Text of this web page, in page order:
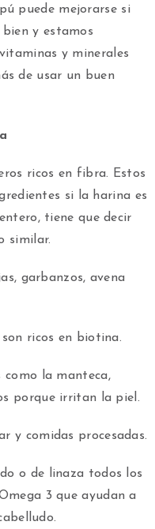
puede mejorarse si
y estamos
y minerales
de usar un buen
ricos en fibra. Estos
si la harina es
tiene que decir
similar.
garbanzos, avena
ricos en biotina.
como la manteca,
porque irritan la piel.
y comidas procesadas.
o de linaza todos los
3 que ayudan a